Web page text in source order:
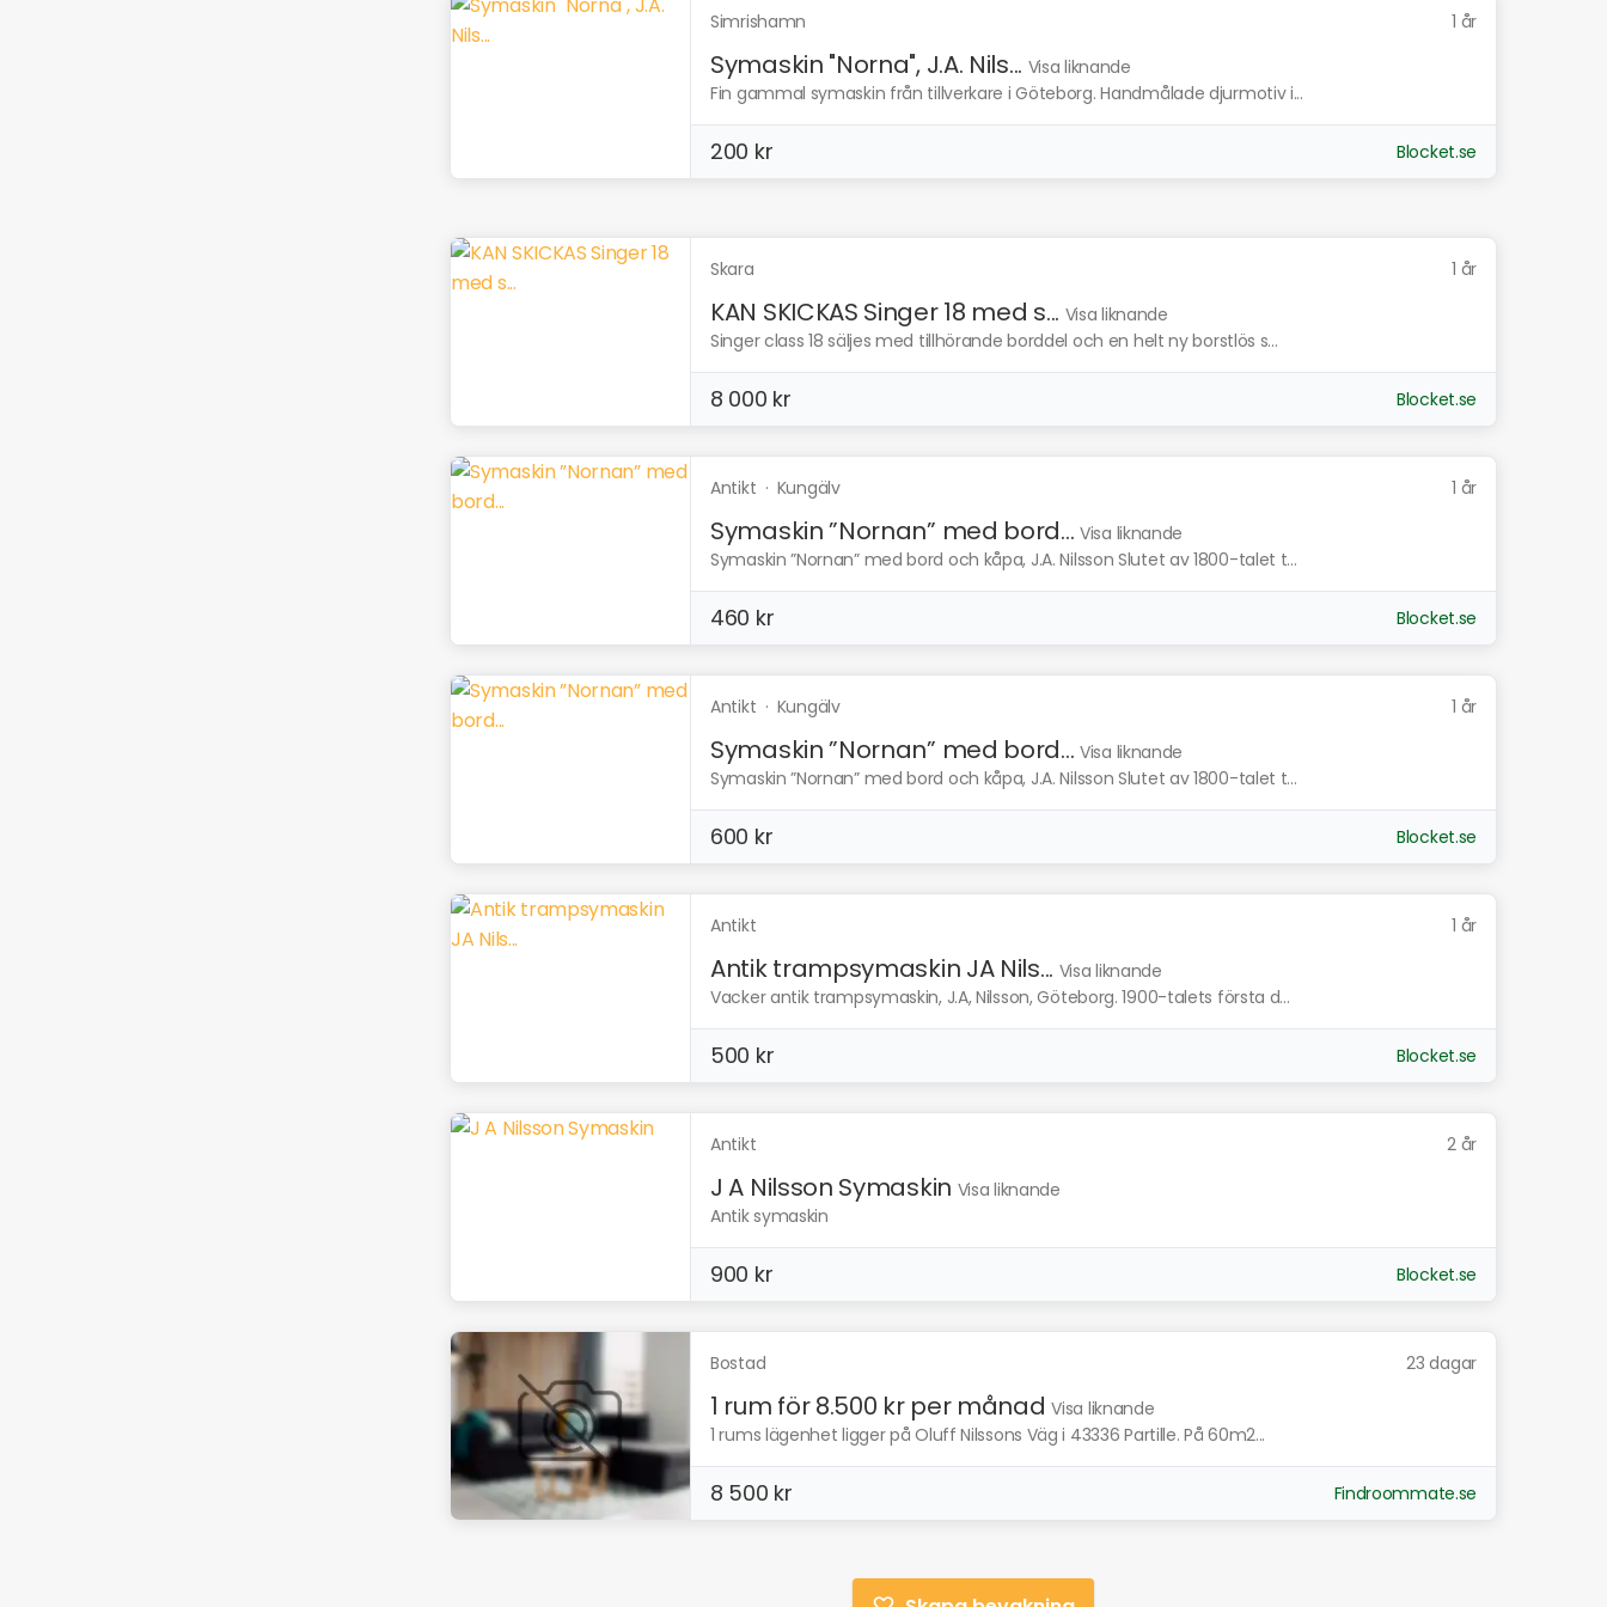
Simrishamn 1 år
Symaskin "Norna", J.A. Nils... Visa liknande
Fin gammal symaskin från tillverkare i Göteborg. Handmålade djurmotiv i...
200 kr Blocket.se
Skara 1 år
KAN SKICKAS Singer 18 med s... Visa liknande
Singer class 18 säljes med tillhörande borddel och en helt ny borstlös s...
8 000 kr Blocket.se
Antikt · Kungälv 1 år
Symaskin ”Nornan” med bord... Visa liknande
Symaskin ”Nornan” med bord och kåpa, J.A. Nilsson Slutet av 1800-talet t...
460 kr Blocket.se
Antikt · Kungälv 1 år
Symaskin ”Nornan” med bord... Visa liknande
Symaskin ”Nornan” med bord och kåpa, J.A. Nilsson Slutet av 1800-talet t...
600 kr Blocket.se
Antikt 1 år
Antik trampsymaskin JA Nils... Visa liknande
Vacker antik trampsymaskin, J.A, Nilsson, Göteborg. 1900-talets första d...
500 kr Blocket.se
Antikt 2 år
J A Nilsson Symaskin Visa liknande
Antik symaskin
900 kr Blocket.se
Bostad 23 dagar
1 rum för 8.500 kr per månad Visa liknande
1 rums lägenhet ligger på Oluff Nilssons Väg i 43336 Partille. På 60m2...
8 500 kr Findroommate.se